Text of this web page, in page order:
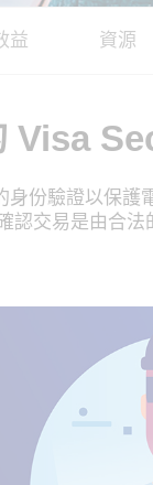
益 資源
Visa
份驗證以保護
交易是由合法